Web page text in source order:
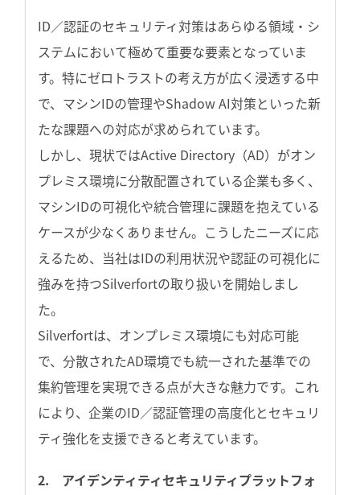
ID／認証のセキュリティ対策はあらゆる領域・シ
ステムにおいて極めて重要な要素となっていま
す。特にゼロトラストの考え方が広く浸透する中
で、マシンIDの管理やShadow AI対策といった新
たな課題への対応が求められています。
しかし、現状ではActive Directory（AD）がオン
プレミス環境に分散配置されている企業も多く、
マシンIDの可視化や統合管理に課題を抱えている
ケースが少なくありません。こうしたニーズに応
えるため、当社はIDの利用状況や認証の可視化に
強みを持つSilverfortの取り扱いを開始しまし
た。
Silverfortは、オンプレミス環境にも対応可能
で、分散されたAD環境でも統一された基準での
集約管理を実現できる点が大きな魅力です。これ
により、企業のID／認証管理の高度化とセキュリ
ティ強化を支援できると考えています。
2. アイデンティティセキュリティプラットフォ